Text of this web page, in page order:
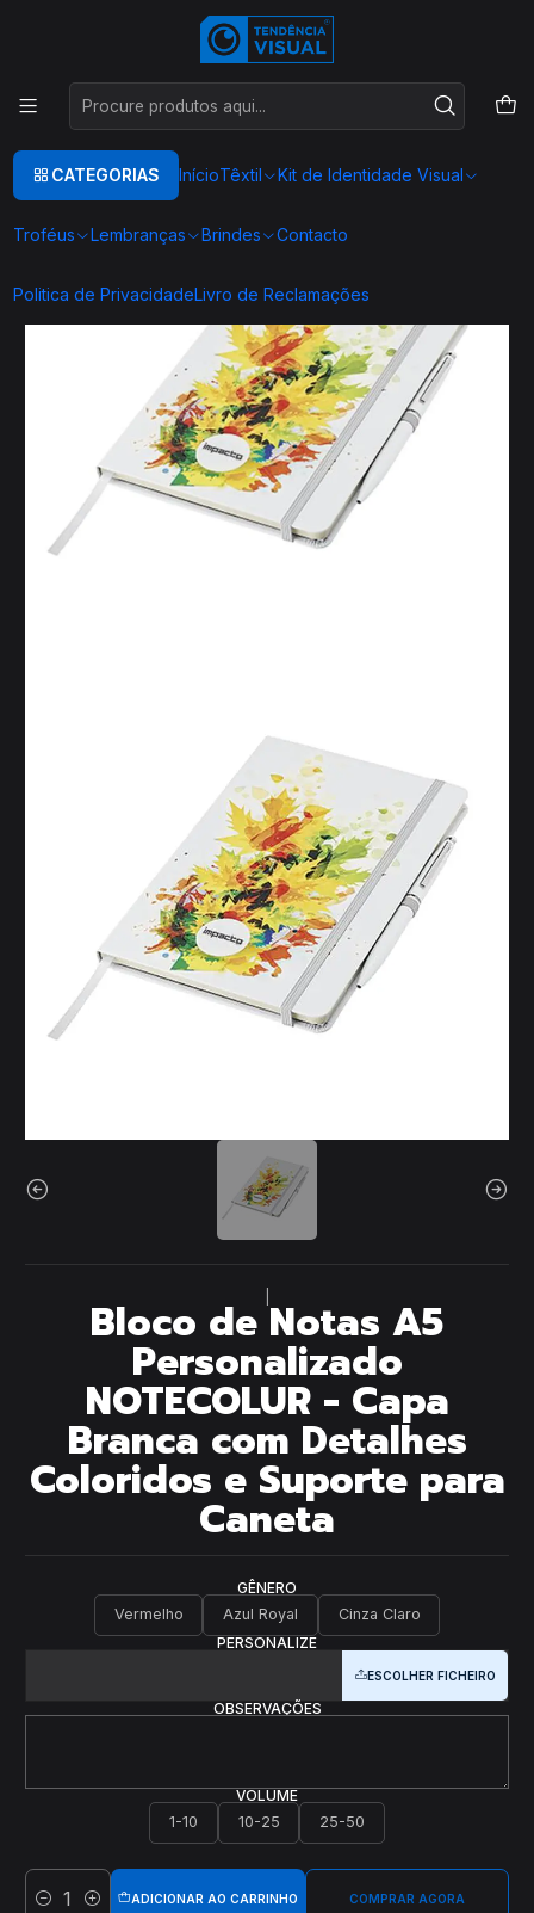
CATEGORIAS InícioTêxtil Kit de Identidade Visual
Troféus Lembranças Brindes Contacto
Politica de PrivacidadeLivro de Reclamações
Este é o texto do slideLer mais
Bloco de Notas A5 Personalizado NOTECOLUR - Capa Branca com
Detalhes Coloridos e Suporte para Caneta
Bloco de Notas A5
Personalizado
NOTECOLUR - Capa
Branca com Detalhes
Coloridos e Suporte para
Caneta
GÊNERO
Vermelho
Azul Royal
Cinza Claro
PERSONALIZE
ESCOLHER FICHEIRO
OBSERVAÇÕES
VOLUME
1-10
10-25 25-50
ADICIONAR AO CARRINHO COMPRAR AGORA